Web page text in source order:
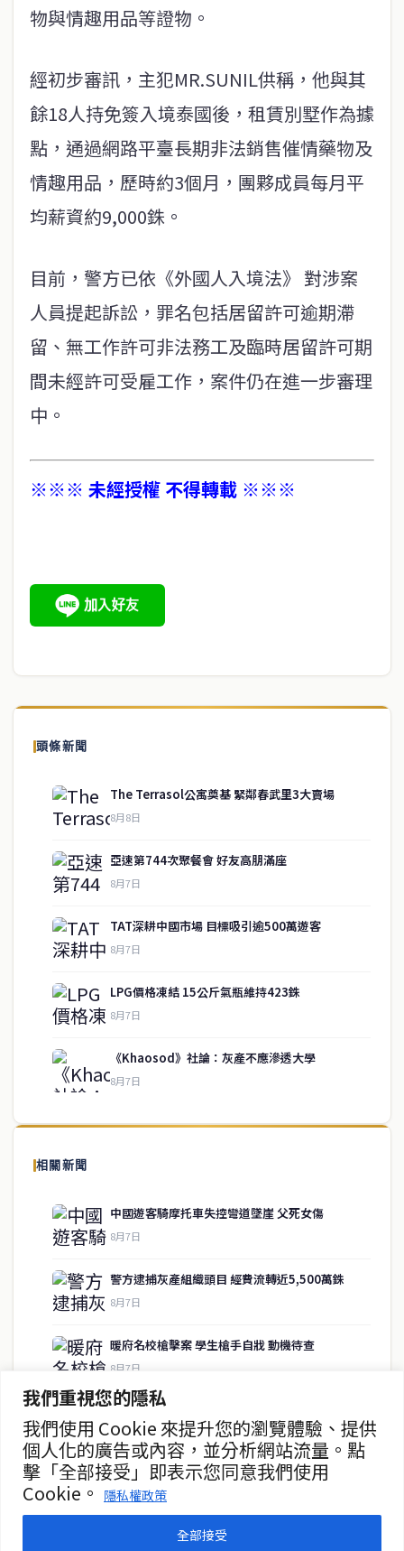
我們重視您的隱私
我們使用 Cookie 來提升您的瀏覽體驗、提供
個人化的廣告或內容，並分析網站流量。點
擊「全部接受」即表示您同意我們使用
Cookie。
隱私權政策
全部接受
物與情趣用品等證物。
經初步審訊，主犯MR.SUNIL供稱，他與其
餘18人持免簽入境泰國後，租賃別墅作為據
點，通過網路平臺長期非法銷售催情藥物及
情趣用品，歷時約3個月，團夥成員每月平
均薪資約9,000銖。
目前，警方已依《外國人入境法》 對涉案
人員提起訴訟，罪名包括居留許可逾期滯
留、無工作許可非法務工及臨時居留許可期
間未經許可受雇工作，案件仍在進一步審理
中。
※※※ 未經授權 不得轉載 ※※※
頭條新聞
The Terrasol公寓奠基 緊鄰春武里3大賣場
8月8日
亞速第744次聚餐會 好友高朋滿座
8月7日
TAT深耕中國市場 目標吸引逾500萬遊客
8月7日
LPG價格凍結 15公斤氣瓶維持423銖
8月7日
《Khaosod》社論：灰產不應滲透大學
8月7日
相關新聞
中國遊客騎摩托車失控彎道墜崖 父死女傷
8月7日
警方逮捕灰產組織頭目 經費流轉近5,500萬銖
8月7日
暖府名校槍擊案 學生槍手自戕 動機待查
8月7日
暖武里名校發生槍擊案 2死15傷
8月7日
10月16日起托運行李須遵守新規
8月7日
關於我們
泰國中文新聞（TCN）是一家總部設於曼谷的中文新聞媒體，致力於
供即時、客觀、多元的中文新聞內容。
房地產
聯絡資訊
歡迎來信洽詢合作事宜
或提供新聞線索
service@thaichinesenews.com
service@thaichinesenews.com